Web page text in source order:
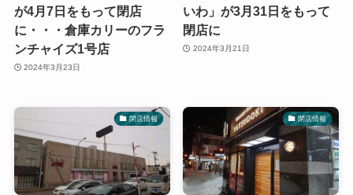
が4月7日をもって閉店
に・・・倉庫カリーのフラ
ンチャイズ1号店
2024年3月23日
いわ」が3月31日をもって
閉店に
2024年3月21日
閉店情報 閉店情報